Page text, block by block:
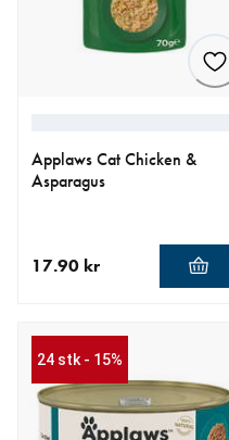
Applaws Cat Chicken &
Asparagus
17.90 kr
24 stk - 15%